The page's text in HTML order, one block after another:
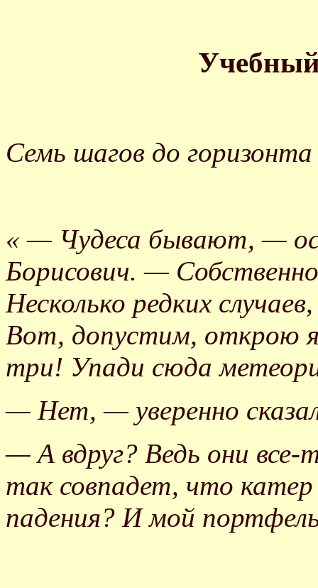
Семь шагов до горизонта
« — Чудеса бывают, —
Борисович. —
Несколько редких
Вот, допустим, открою
три! Упади сюда
— Нет, — уверенно
— А вдруг? Ведь они
так совпадет, что
падения? И мой